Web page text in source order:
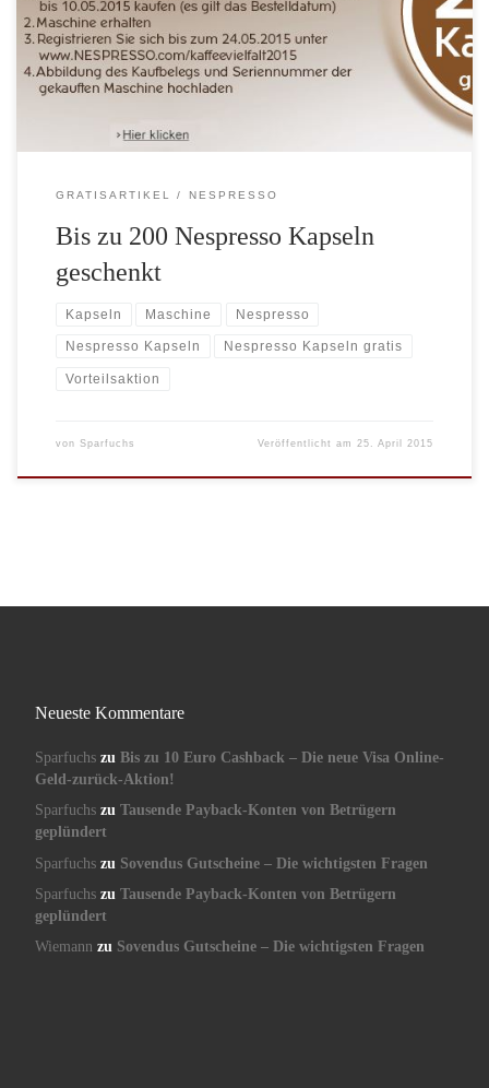
Maschine mit Milchaufschäum-Funktion, ein Kaffeepaket à 100
Kapseln beim Kauf einer Nespresso Maschine ohne
Milchaufschäum-Funktion. Bei welchem Onlineshop Sie die
Nespresso […]
GRATISARTIKEL NESPRESSO
Bis zu 200 Nespresso Kapseln
geschenkt
Kapseln Maschine Nespresso
Nespresso Kapseln Nespresso Kapseln gratis
Vorteilsaktion
von Sparfuchs Veröffentlicht am 25. April 2015
Neueste Kommentare
Sparfuchszu Bis zu 10 Euro Cashback – Die neue Visa Online-
Geld-zurück-Aktion!
Sparfuchszu Tausende Payback-Konten von Betrügern
geplündert
Sparfuchszu Sovendus Gutscheine – Die wichtigsten Fragen
Sparfuchszu Tausende Payback-Konten von Betrügern
geplündert
Wiemann zu Sovendus Gutscheine – Die wichtigsten Fragen